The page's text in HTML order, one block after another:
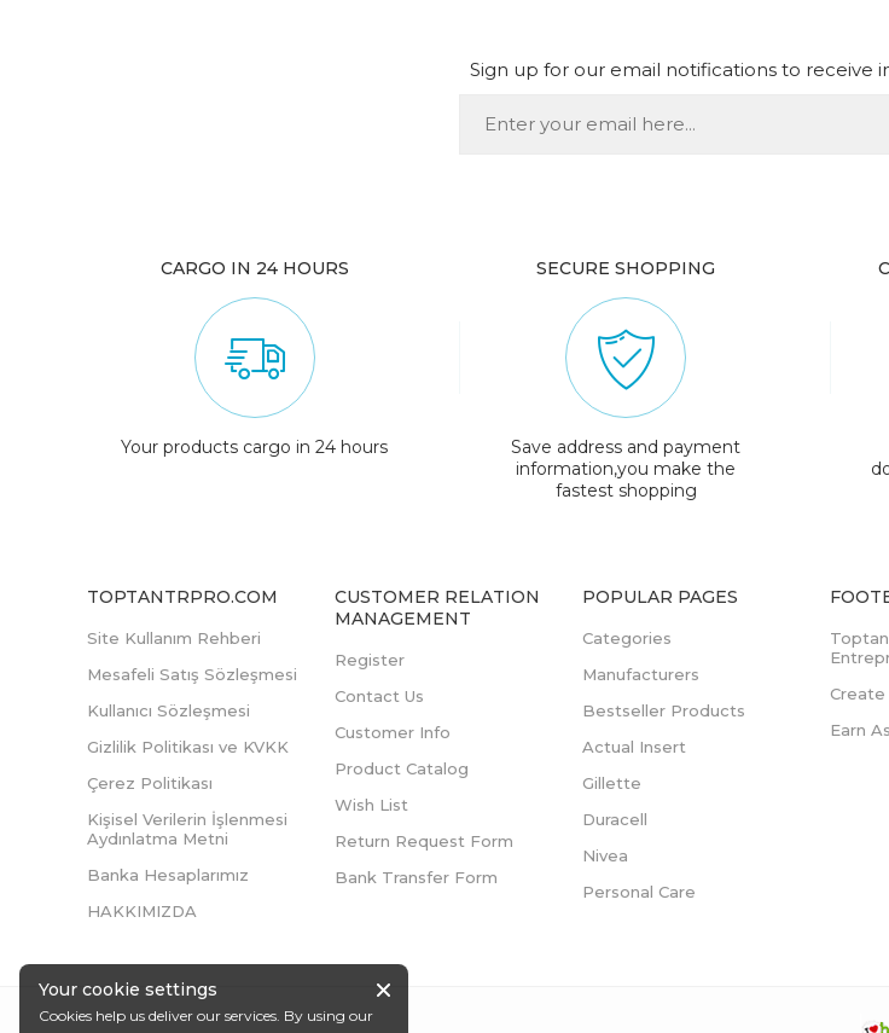
Sign up for our email notifications to receive
CARGO IN 24 HOURS
Your products cargo in 24 hours
SECURE SHOPPING
Save address and payment
information,you make the
fastest shopping
TOPTANTRPRO.COM
Site Kullanım Rehberi
Mesafeli Satış Sözleşmesi
Kullanıcı Sözleşmesi
Gizlilik Politikası ve KVKK
Çerez Politikası
Kişisel Verilerin İşlenmesi
Aydınlatma Metni
Banka Hesaplarımız
HAKKIMIZDA
CUSTOMER RELATION
MANAGEMENT
Register
Contact Us
Customer Info
Product Catalog
Wish List
Return Request Form
Bank Transfer Form
POPULAR PAGES
Categories
Manufacturers
Bestseller Products
Actual Insert
Gillette
Duracell
Nivea
Personal Care
Create
Earn
Your cookie settings
Cookies help us deliver our services. By using our